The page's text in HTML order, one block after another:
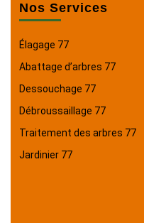
Nos Services
Élagage 77
Abattage d’arbres 77
Dessouchage 77
Débroussaillage 77
Traitement des arbres 77
Jardinier 77